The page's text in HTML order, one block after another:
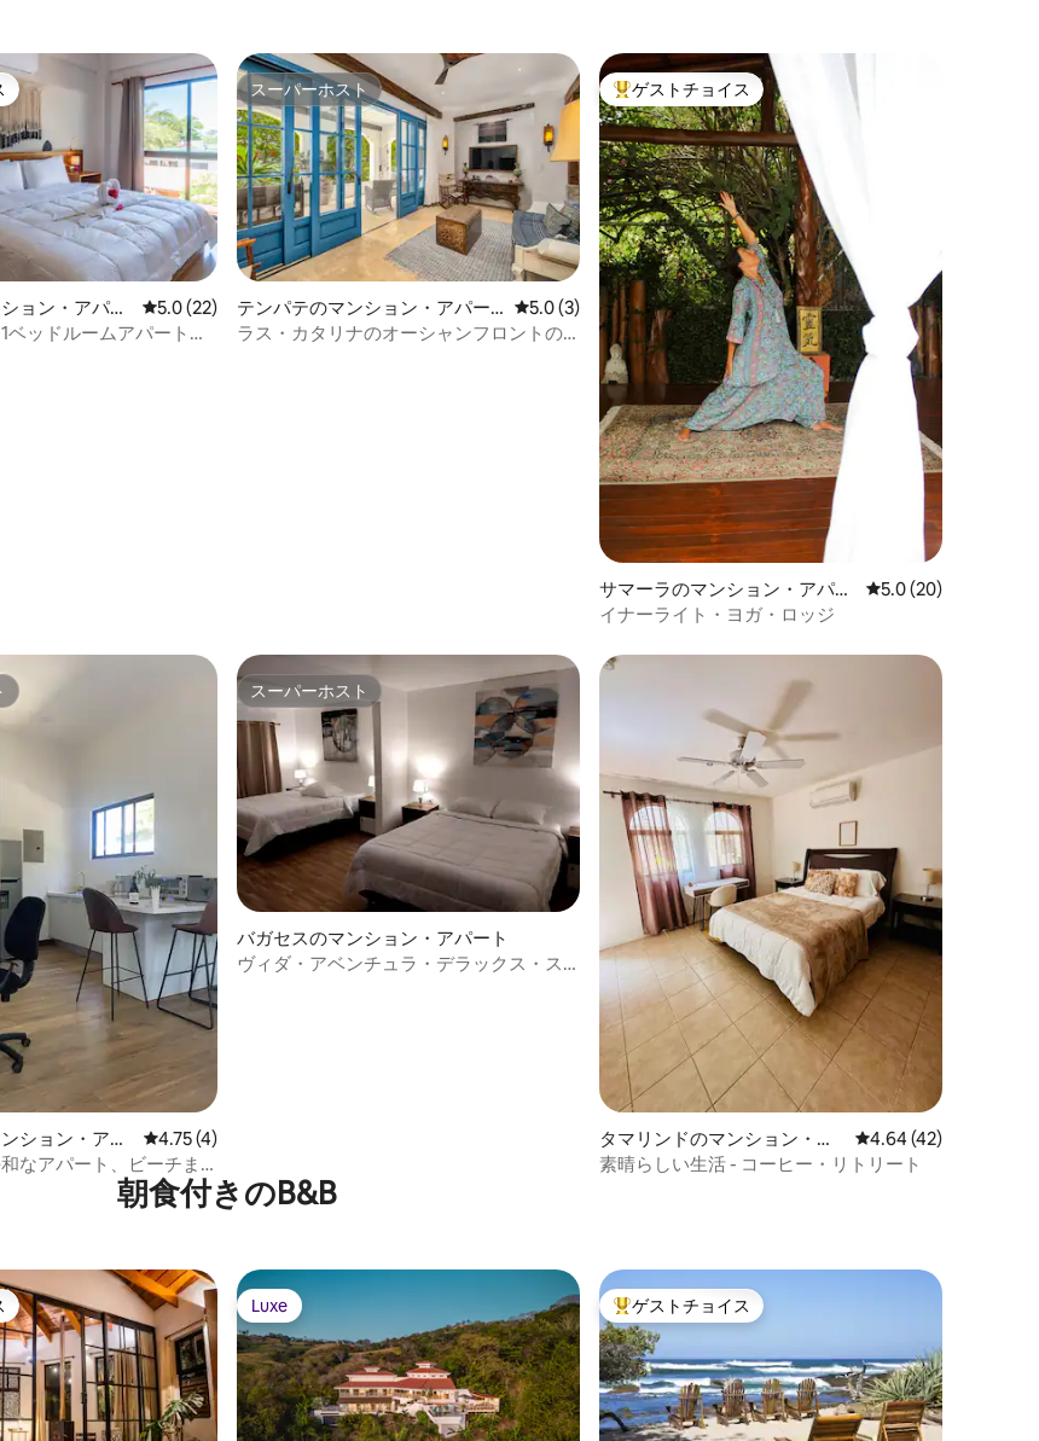
星の平均評価
ョン・アパー
レビュー22件、5つ星中5.0つ星の平均評価
5.0 (22)
ベッドルームアパートメ
スーパーホスト
スーパーホスト
テンパテのマンション・アパー
ト
レビュー3件、5つ星中5.0つ星の平均評価
5.0 (3)
ラス・カタリナのオーシャンフロントの
大好評のゲストチョイスです。
ゲストチョイス
サマーラのマンション・アパー
ト
レビュー20件、5つ
5.0 (20)
イナーライト・ヨガ・ロッジ
星の平均評価
ション・アパ
レビュー4件、5つ星中4.75つ星の平均評価
4.75 (4)
なアパート、ビーチま
スーパーホスト
スーパーホスト
バガセスのマンション・アパート
ヴィダ・アベンチュラ・デラックス・ス
タマリンドのマンション・ア
パート
レビュー42件、5つ
4.64 (42)
素晴らしい生活 - コーヒー・リトリート
朝食付きのB&B
Luxe
Luxe 大好評のゲストチョイスです。
ゲストチョイス